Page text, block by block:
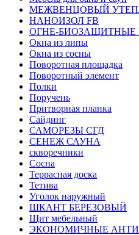
МЕЖВЕНЦОВЫЙ
НАНОИЗОЛ FB
ОГНЕ-
Окна из липы
Окна из сосны
Поворотная площадка
Поворотный элемент
Полки
Поручень
Притворная планка
Сайдинг
САМОРЕЗЫ СГД
СЕНЕЖ САУНА
скворечники
Сосна
Террасная доска
Тетива
Уголок наружный
ШКАНТ БЕРЕЗОВЫЙ
Щит мебельный
ЭКОНОМИЧНЫЕ